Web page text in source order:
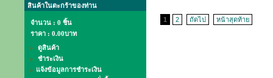
สินค้าในตะกร้าของท่าน
จำนวน : 0 ชิ้น
ราคา : 0.00บาท
ดูสินค้า
ชำระเงิน
แจ้งข้อมูลการชำระเงิน
1 2 ถัดไป หน้าสุดท้าย